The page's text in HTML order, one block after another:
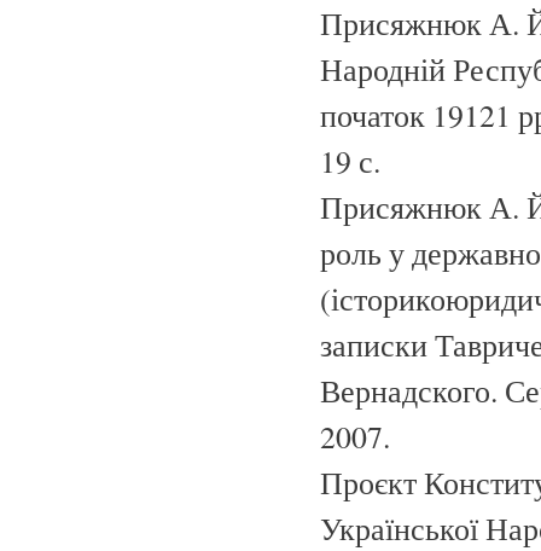
Присяжнюк А. Й.
Народній
початок 19121
19 с.
Присяжнюк А.
роль у
записки
Вернадского.
2007.
Проєкт
Української